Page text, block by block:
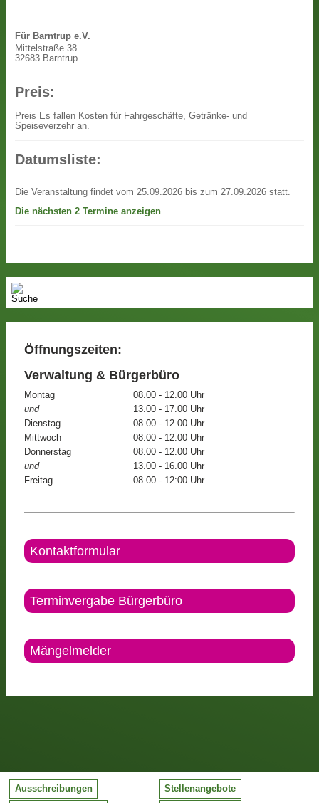
Für Barntrup e.V.
Mittelstraße 38
32683 Barntrup
Preis:
Preis Es fallen Kosten für Fahrgeschäfte, Getränke- und
Speiseverzehr an.
Datumsliste:
Die Veranstaltung findet vom 25.09.2026 bis zum 27.09.2026 statt.
Die nächsten 2 Termine anzeigen
Öffnungszeiten:
Verwaltung & Bürgerbüro
Montag
08.00 - 12.00 Uhr
und
13.00 - 17.00 Uhr
Dienstag
08.00 - 12.00 Uhr
Mittwoch
08.00 - 12.00 Uhr
Donnerstag
08.00 - 12.00 Uhr
und
13.00 - 16.00 Uhr
Freitag
08.00 - 12:00 Uhr
Kontaktformular
Terminvergabe Bürgerbüro
Mängelmelder
Ausschreibungen Stellenangebote